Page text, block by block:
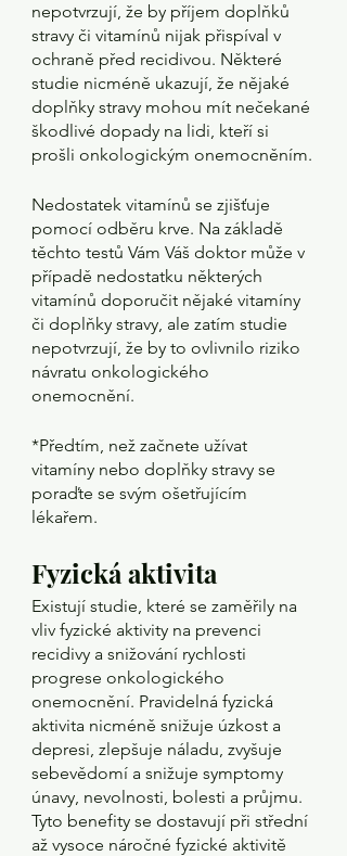
nepotvrzují, že by příjem doplňků
stravy či vitamínů nijak přispíval v
ochraně před recidivou. Některé
studie nicméně ukazují, že nějaké
doplňky stravy mohou mít nečekané
škodlivé dopady na lidi, kteří si
prošli onkologickým onemocněním.
Nedostatek vitamínů se zjišťuje
pomocí odběru krve. Na základě
těchto testů Vám Váš doktor může v
případě nedostatku některých
vitamínů doporučit nějaké vitamíny
či doplňky stravy, ale zatím studie
nepotvrzují, že by to ovlivnilo riziko
návratu onkologického
onemocnění.
*Předtím, než začnete užívat
vitamíny nebo doplňky stravy se
poraďte se svým ošetřujícím
lékařem.
Fyzická aktivita
Existují studie, které se zaměřily na
vliv fyzické aktivity na prevenci
recidivy a snižování rychlosti
progrese onkologického
onemocnění. Pravidelná fyzická
aktivita nicméně snižuje úzkost a
depresi, zlepšuje náladu, zvyšuje
sebevědomí a snižuje symptomy
únavy, nevolnosti, bolesti a průjmu.
Tyto benefity se dostavují při střední
až vysoce náročné fyzické aktivitě